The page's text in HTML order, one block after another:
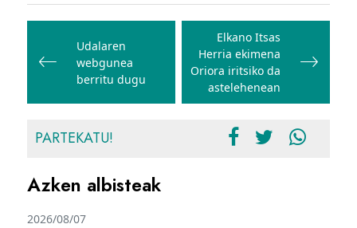
Bidalketetan
zehar
nabigatu
Udalaren
webgunea
berritu dugu
Elkano Itsas
Herria ekimena
Oriora iritsiko da
astelehenean
PARTEKATU!
Azken albisteak
2026/08/07